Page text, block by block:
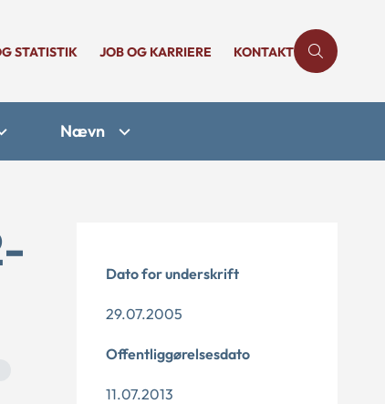
STATISTIK JOB OG KARRIERE KONTAKT
Nævn
Dato for underskrift
29.07.2005
Offentliggørelsesdato
11.07.2013